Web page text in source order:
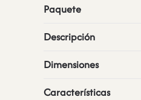
Paquete
Descripción
Dimensiones
Características